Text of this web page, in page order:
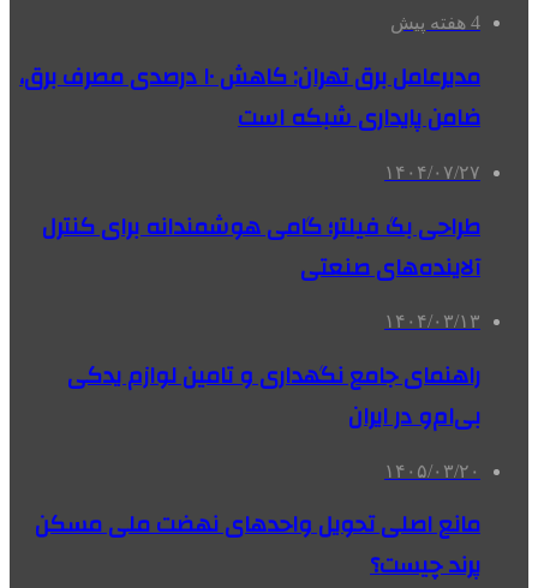
4 هفته پیش
مدیرعامل برق تهران: کاهش ۱۰ درصدی مصرف برق،
ضامن پایداری شبکه است
۱۴۰۴/۰۷/۲۷
طراحی بگ فیلتر؛ گامی هوشمندانه برای کنترل
آلاینده‌های صنعتی
۱۴۰۴/۰۳/۱۳
راهنمای جامع نگهداری و تامین لوازم یدکی
بی‌ام‌و در ایران
۱۴۰۵/۰۳/۲۰
مانع اصلی تحویل واحدهای نهضت ملی مسکن
پرند چیست؟